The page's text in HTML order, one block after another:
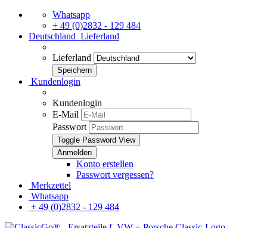
Whatsapp
+ 49 (0)2832 - 129 484
Deutschland Lieferland
Lieferland
Kundenlogin
Kundenlogin
E-Mail
Passwort
Toggle Password View
Konto erstellen
Passwort vergessen?
Merkzettel
Whatsapp
+ 49 (0)2832 - 129 484